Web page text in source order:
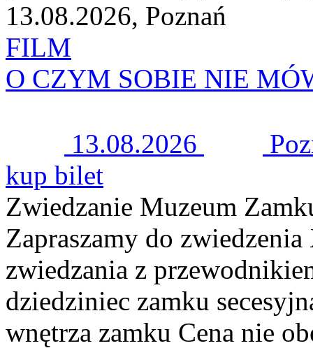
13.08.2026, Poznań
FILM
O CZYM SOBIE NIE
13.08.2026
kup bilet
Zwiedzanie Muzeum
Zapraszamy do
zwiedzania z
dziedziniec zamku
wnętrza zamku Cena nie